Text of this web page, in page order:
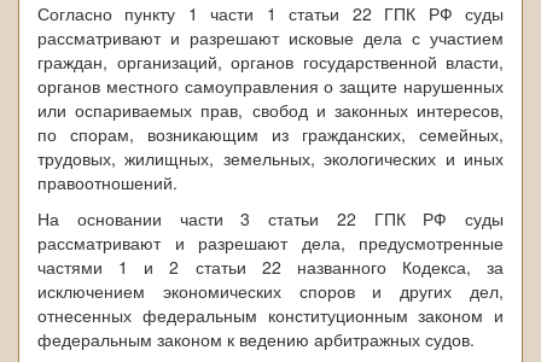
Согласно пункту 1 части 1 статьи 22 ГПК РФ суды
рассматривают и разрешают исковые дела с участием
граждан, организаций, органов государственной власти,
органов местного самоуправления о защите нарушенных
или оспариваемых прав, свобод и законных интересов,
по спорам, возникающим из гражданских, семейных,
трудовых, жилищных, земельных, экологических и иных
правоотношений.
На основании части 3 статьи 22 ГПК РФ суды
рассматривают и разрешают дела, предусмотренные
частями 1 и 2 статьи 22 названного Кодекса, за
исключением экономических споров и других дел,
отнесенных федеральным конституционным законом и
федеральным законом к ведению арбитражных судов.